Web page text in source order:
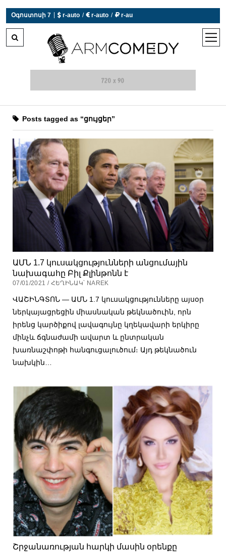
Օգոստոսի 7  r-auto /  r-auto /  r-au
open
Posts tagged as “ցույցեր”
ԱՄՆ 1.7 կուսակցությունների անցումային
նախագահը Բիլ Քլինթոնն է
07/01/2021 / ՀԵՂԻՆԱԿ՝ NAREK
ՎԱՇԻՆԳՏՈՆ — ԱՄՆ 1.7 կուսակցությունները այսօր
ներկայացրեցին միասնական թեկնածուին, որն
իրենց կարծիքով լավագույնը կղեկավարի երկիրը
մինչև ճգնաժամի ավարտ և ընտրական
խառնաշփոթի հանգուցալուծում։ Այդ թեկնածուն
նախկին…
Շրջանառության հարկի մասին օրենքը